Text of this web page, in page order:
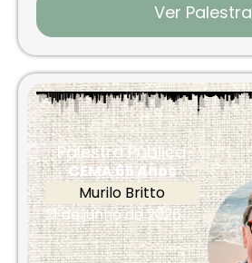
Ver Palestra
Palestra Pública
CEMA 65 Anos
Murilo Britto
21 de junho de 2026